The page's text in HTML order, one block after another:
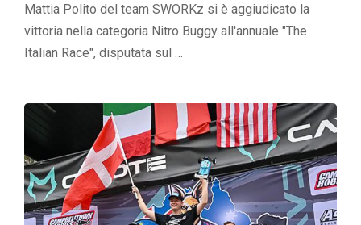
Mattia Polito del team SWORKz si è aggiudicato la
vittoria nella categoria Nitro Buggy all'annuale "The
Italian Race", disputata sul …